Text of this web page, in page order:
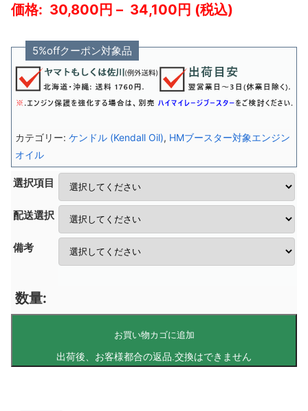
30,800 – 34,100
5%offクーポン対象品
選択項目
配送選択
備考
お買い物カゴに追加
カテゴリー: ケンドル (Kendall Oil), HMブースター対象エンジン
オイル